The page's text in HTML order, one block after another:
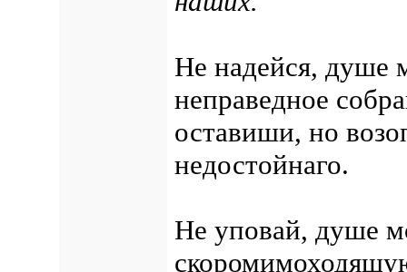
Не надейся, душе
неправедное
оставиши, но
недостойнаго.
Не уповай, душе